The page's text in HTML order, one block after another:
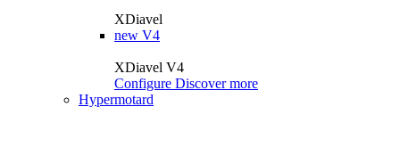
XDiavel
new V4
XDiavel V4
Configure Discover more
Hypermotard